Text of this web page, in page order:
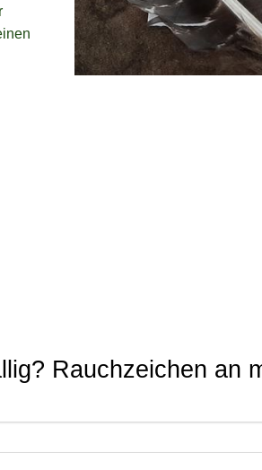
Rauchzeichen an